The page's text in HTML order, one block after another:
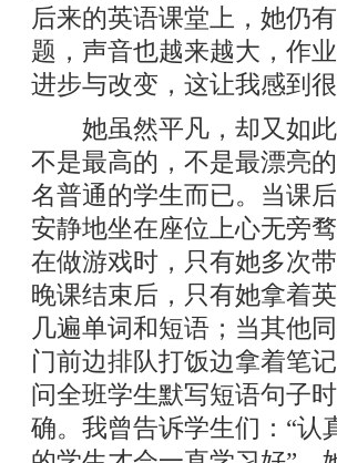
后来的英语课堂上，她仍
题，声音也越来越大，作
进步与改变，这让我感到很
她虽然平凡，却又如此
不是最高的，不是最漂亮
名普通的学生而已。当课
安静地坐在座位上心无旁
在做游戏时，只有她多次
晚课结束后，只有她拿着
几遍单词和短语；当其他
门前边排队打饭边拿着笔
问全班学生默写短语句子
确。我曾告诉学生们：“认